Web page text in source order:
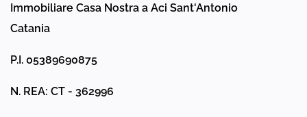
Immobiliare Casa Nostra a Aci Sant'Antonio
Catania
P.I. 05389690875
N. REA: CT - 362996